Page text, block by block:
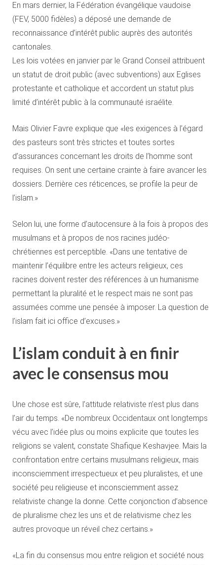
En mars dernier, la Fédération évangélique vaudoise
(FEV, 5000 fidèles) a déposé une demande de
reconnaissance d’intérêt public auprès des autorités
cantonales.
Les lois votées en janvier par le Grand Conseil attribuent
un statut de droit public (avec subventions) aux Eglises
protestante et catholique et accordent un statut plus
limité d’intérêt public à la communauté israélite.
Mais Olivier Favre explique que «les exigences à l’égard
des pasteurs sont très strictes et toutes sortes
d’assurances concernant les droits de l’homme sont
requises. On sent une certaine crainte à faire avancer les
dossiers. Derrière ces réticences, se profile la peur de
l’islam.»
Selon lui, une forme d’autocensure à la fois à propos des
musulmans et à propos de nos racines judéo-
chrétiennes est perceptible. «Dans une tentative de
maintenir l’équilibre entre les acteurs religieux, ces
racines doivent rester des références à un humanisme
permettant la pluralité et le respect mais ne sont pas
assumées comme une pensée à imposer. La question de
l’islam fait ici office d’excuses.»
L’islam conduit à en finir
avec le consensus mou
Une chose est sûre, l’attitude relativiste n’est plus dans
l’air du temps. «De nombreux Occidentaux ont longtemps
vécu avec l’idée plus ou moins explicite que toutes les
religions se valent, constate Shafique Keshavjee. Mais la
confrontation entre certains musulmans religieux, mais
inconsciemment irrespectueux et peu pluralistes, et une
société peu religieuse et inconsciemment assez
relativiste change la donne. Cette conjonction d’absence
de pluralisme chez les uns et de relativisme chez les
autres provoque un réveil chez certains.»
«La fin du consensus mou entre religion et société nous